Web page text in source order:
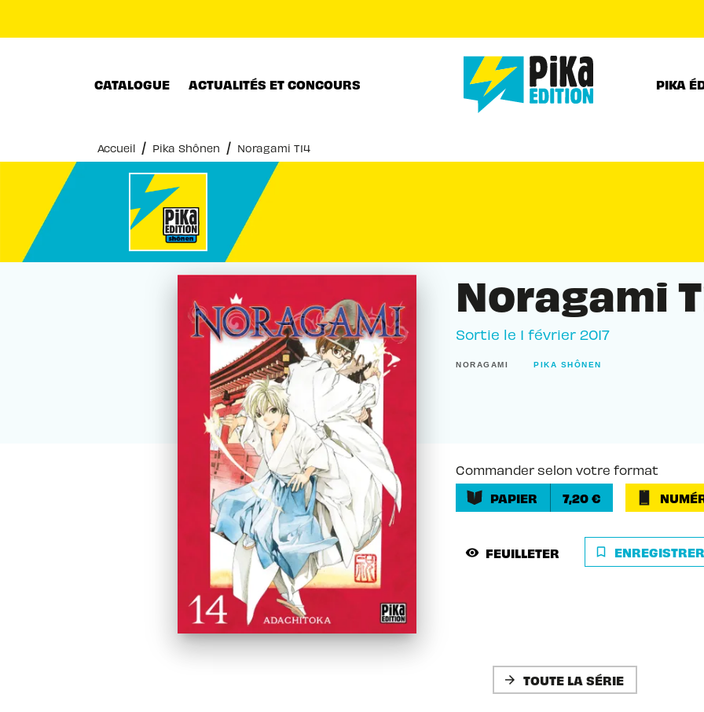
CATALOGUE ACTUALITÉS ET CONCOURS PIKA
Accueil / Pika Shônen / Noragami T14
Noragami
Sortie le 1 février 2017
NORAGAMI PIKA SHÔNEN
Commander selon votre format
PAPIER
7,20 €
visibility FEUILLETER bookmark_border ENREGISTRER
arrow_forward TOUTE LA SÉRIE